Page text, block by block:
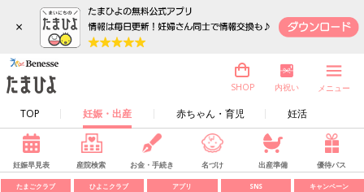
×
TOP 妊娠・出産 赤ちゃん・育児 妊活
SHOP 内祝い メニュー
妊娠早見表 産院検索 お金・手続き 名づけ 出産準備 優待パス
たまごクラブ ひよこクラブ アプリ SNS キャンペーン